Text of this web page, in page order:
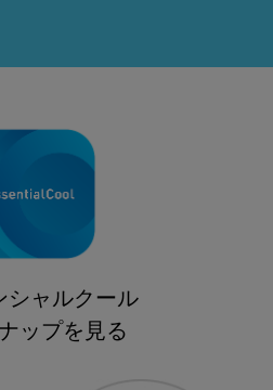
シャルクール
ップを見る